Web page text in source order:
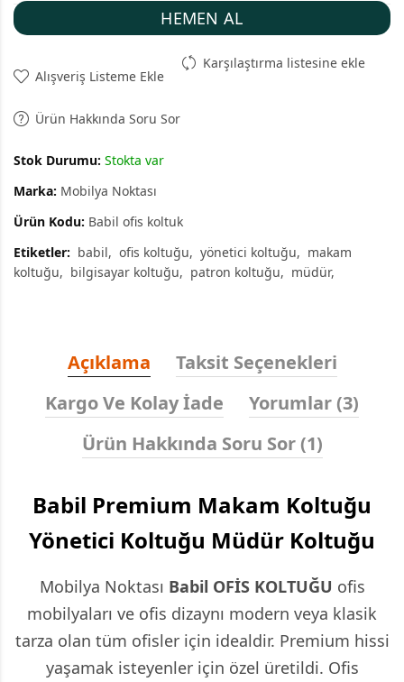
HEMEN AL
Alışveriş Listeme Ekle
Karşılaştırma listesine ekle
Ürün Hakkında Soru Sor
Stok Durumu: Stokta var
Marka: Mobilya Noktası
Ürün Kodu: Babil ofis koltuk
Etiketler: babil ofis koltuğu yönetici koltuğu
makam
koltuğu
bilgisayar koltuğu patron koltuğu müdür
Açıklama
Taksit Seçenekleri
Kargo Ve Kolay İade
Yorumlar (3)
Ürün Hakkında Soru Sor (1)
Babil Premium Makam Koltuğu
Yönetici Koltuğu Müdür Koltuğu
Mobilya Noktası Babil OFİS KOLTUĞU ofis
mobilyaları ve ofis dizaynı modern veya klasik
tarza olan tüm ofisler için idealdir. Premium hissi
yaşamak isteyenler için özel üretildi. Ofis